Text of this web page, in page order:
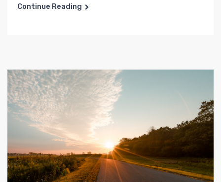
Continue Reading